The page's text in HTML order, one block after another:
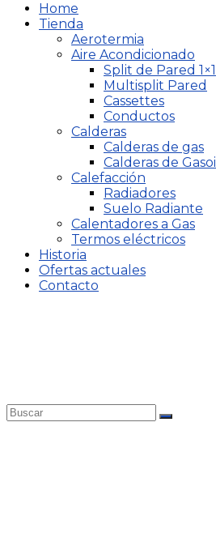
Home
Tienda
Aerotermia
Aire Acondicionado
Split de Pared 1×1
Multisplit Pared
Cassettes
Conductos
Calderas
Calderas de gas
Calderas de Gasoil
Calefacción
Radiadores
Suelo Radiante
Calentadores a Gas
Termos eléctricos
Historia
Ofertas actuales
Contacto